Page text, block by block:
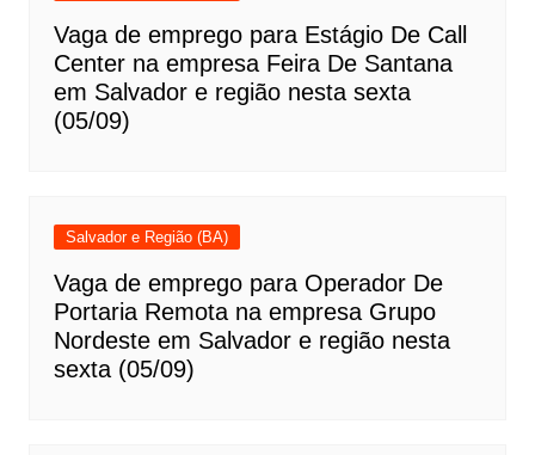
Vaga de emprego para Estágio De Call
Center na empresa Feira De Santana
em Salvador e região nesta sexta
(05/09)
Salvador e Região (BA)
Vaga de emprego para Operador De
Portaria Remota na empresa Grupo
Nordeste em Salvador e região nesta
sexta (05/09)